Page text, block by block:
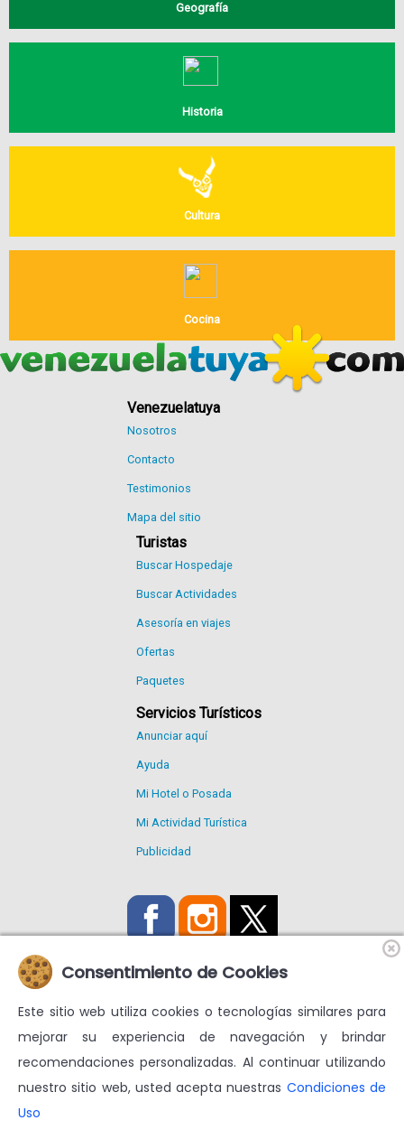
Geografía
Historia
Cultura
Cocina
Venezuelatuya
Nosotros
Contacto
Testimonios
Mapa del sitio
Turistas
Buscar Hospedaje
Buscar Actividades
Asesoría en viajes
Ofertas
Paquetes
Servicios Turísticos
Anunciar aquí
Ayuda
Mi Hotel o Posada
Mi Actividad Turística
Publicidad
Utilizamos Cookies propias y de terceros para mejorar nuestros
servicios y mostrarte publicidad relacionada con tus
preferencias.
Más información enCondiciones de uso
Consentimiento de Cookies
Este sitio web utiliza cookies o tecnologías similares para
mejorar su experiencia de navegación y brindar
recomendaciones personalizadas. Al continuar utilizando
nuestro sitio web, usted acepta nuestras Condiciones de
Uso